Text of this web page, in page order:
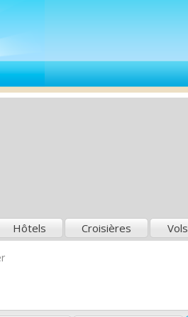
Hôtels Croisières Vols